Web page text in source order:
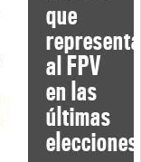
que
al FPV
en las
últimas
elecciones